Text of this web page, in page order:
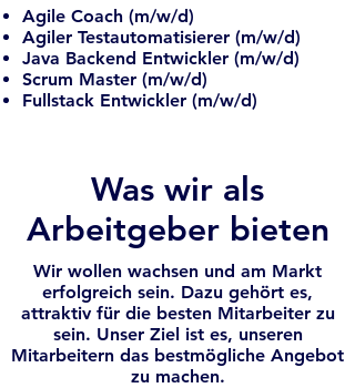
Agile Coach (m/w/d)
Agiler Testautomatisierer (m/w/d)
Java Backend Entwickler (m/w/d)
Scrum Master (m/w/d)
Fullstack Entwickler (m/w/d)
Was wir als
Arbeitgeber bieten
Wir wollen wachsen und am Markt
erfolgreich sein. Dazu gehört es,
attraktiv für die besten Mitarbeiter zu
sein. Unser Ziel ist es, unseren
Mitarbeitern das bestmögliche Angebot
zu machen.